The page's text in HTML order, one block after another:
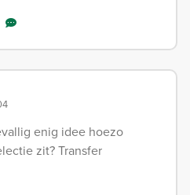
enig idee hoezo
zit? Transfer